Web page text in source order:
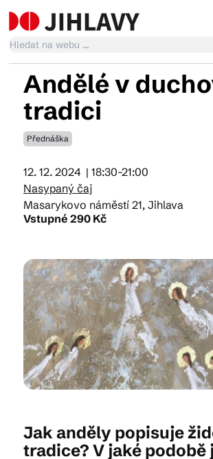
Kalendář akcí
Tradiční akce
Články
Praktické info
Kam vyrazit
Andělé v
tradici
Přednáška
12. 12. 2024 | 18:30-21:00
Nasypaný čaj
Masarykovo náměstí 21, Jihlava
Vstupné 290 Kč
Jak anděly popisuje
tradice? V jaké podobě